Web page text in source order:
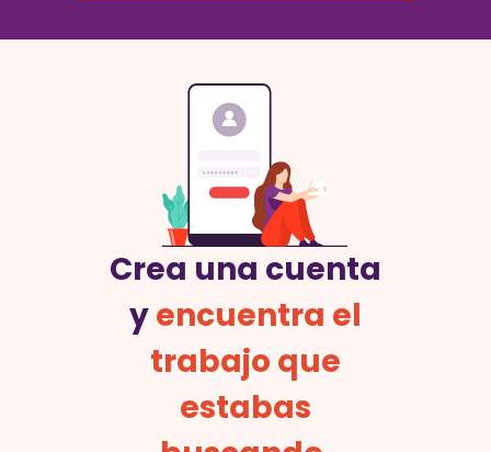
Crea una cuenta
yencuentra el
trabajo que
estabas